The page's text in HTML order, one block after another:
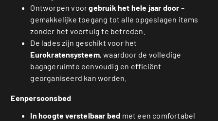
Ontworpen voorgebruik het hele jaar door –
gemakkelijke toegang tot alle opgeslagen items
zonder het voertuig te betreden.
De lades zijn geschikt voor het
Eurokratensysteem, waardoor de volledige
bagageruimte eenvoudig en efficiënt
georganiseerd kan worden.
Eenpersoonsbed
In hoogte verstelbaar bed met een comfortabel